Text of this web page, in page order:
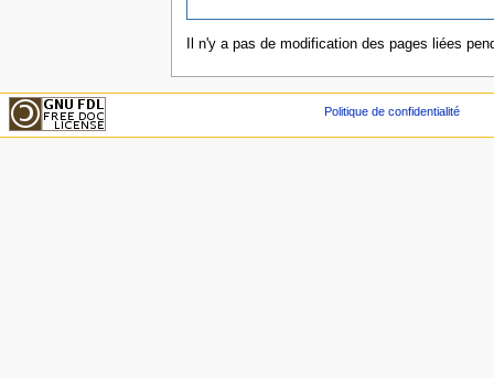
Il n'y a pas de modification des pages liées
Politique de confidentialité